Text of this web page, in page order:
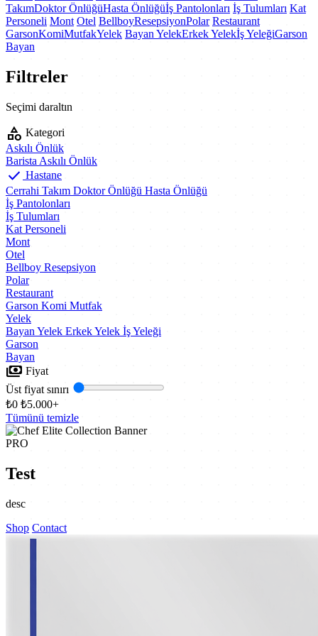
TakımDoktor ÖnlüğüHasta Önlüğüİş Pantolonları İş Tulumları Kat
Personeli Mont Otel BellboyResepsiyonPolar Restaurant
GarsonKomiMutfakYelek Bayan YelekErkek Yelekİş YeleğiGarson
Bayan
Filtreler
Seçimi daraltın
category Kategori
Askılı Önlük
Barista Askılı Önlük
check Hastane
Cerrahi Takım Doktor Önlüğü Hasta Önlüğü
İş Pantolonları
İş Tulumları
Kat Personeli
Mont
Otel
Bellboy Resepsiyon
Polar
Restaurant
Garson Komi Mutfak
Yelek
Bayan Yelek Erkek Yelek İş Yeleği
Garson
Bayan
payments Fiyat
Üst fiyat sınırı
₺0 ₺5.000+
Tümünü temizle
PRO
Test
desc
Shop Contact